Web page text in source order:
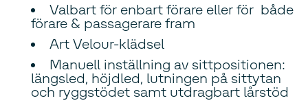
Valbart för enbart förare eller för både
förare & passagerare fram
Art Velour-klädsel
Manuell inställning av sittpositionen:
längsled, höjdled, lutningen på sittytan
och ryggstödet samt utdragbart lårstöd